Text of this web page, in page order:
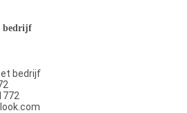
bedrijf
bedrijf